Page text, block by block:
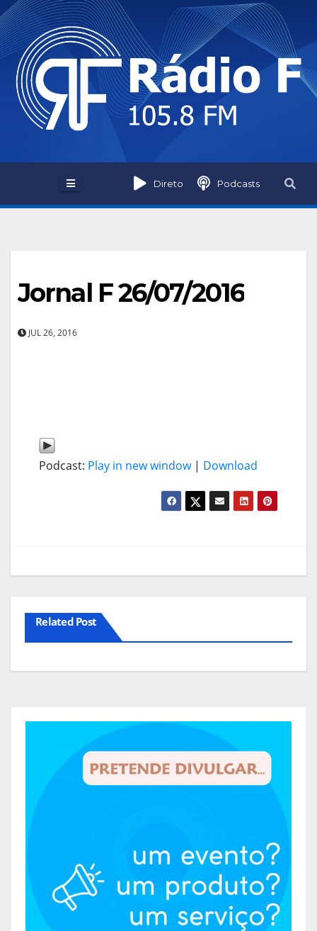
Skip
to
content
Direto Podcasts
Jornal F 26/07/2016
JUL 26, 2016
Podcast: Play in new window| Download
Related Post